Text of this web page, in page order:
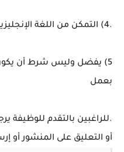
.4) التمكن من اللغة الإنجليزية نظرا لطبيعة ومهام العمل.
5) يفضل وليس شرط أن يكون
بعمل
.للراغبين بالتقدم للوظيفة
أو التعليق على المنشور أو